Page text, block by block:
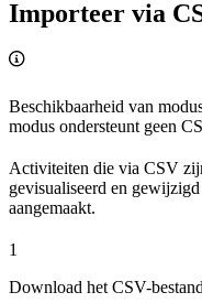
Importeer via
Beschikbaarheid van
modus ondersteunt geen
Activiteiten die via CSV
gevisualiseerd en
aangemaakt.
1
Download het CSV-